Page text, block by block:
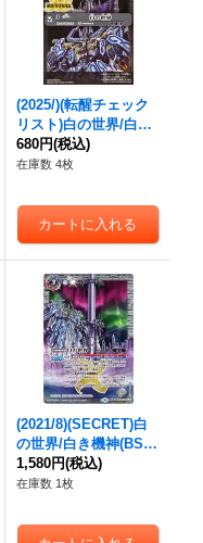
(2025/)(転醒チェック
リスト)白の世界/白き
機神【-】{BS73-TCP0
4a/BS73-TCP04b}
680円(税込)
在庫数 4枚
(2021/8)(SECRET)白
の世界/白き機神(BSC
38収録)【転醒X-SE
C】{BS52-TX02a/BS5
1,580円(税込)
在庫数 1枚